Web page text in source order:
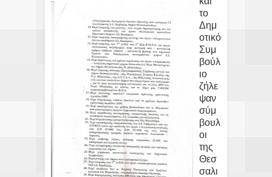
το
Δημ
οτικό
Συμ
βούλ
ιο
ζήλε
ψαν
σύμ
βουλ
οι
της
Θεσ
σαλι